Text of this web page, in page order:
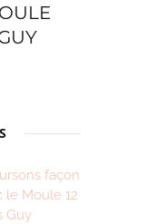
façon
le Moule 12
Guy